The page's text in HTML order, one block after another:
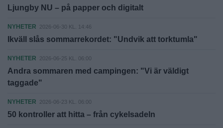
Ljungby NU – på papper och digitalt
NYHETER 2026-06-30 KL. 14:46
Ikväll slås sommarrekordet: "Undvik att torktumla"
NYHETER 2026-06-25 KL. 06:00
Andra sommaren med campingen: "Vi är väldigt
taggade"
NYHETER 2026-06-23 KL. 06:00
50 kontroller att hitta – från cykelsadeln